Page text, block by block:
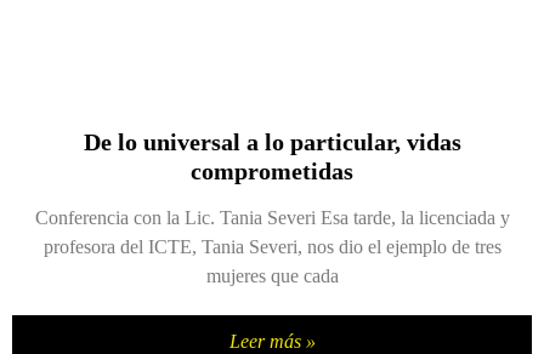
De lo universal a lo particular, vidas
comprometidas
Conferencia con la Lic. Tania Severi Esa tarde, la licenciada y
profesora del ICTE, Tania Severi, nos dio el ejemplo de tres
mujeres que cada
Leer más »